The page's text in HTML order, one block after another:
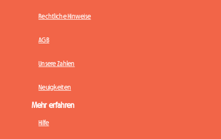
Rechtliche Hinweise
AGB
Unsere Zahlen
Neuigkeiten
Mehr erfahren
Hilfe